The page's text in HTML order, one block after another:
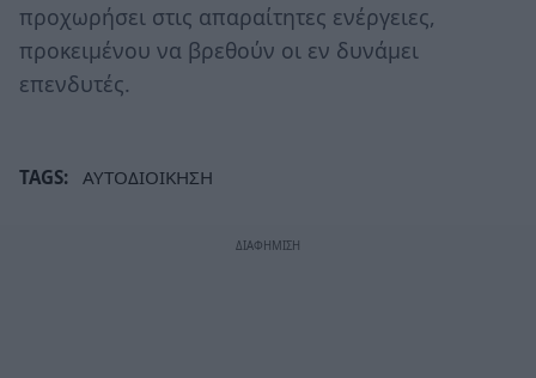
προχωρήσει στις απαραίτητες ενέργειες,
προκειμένου να βρεθούν οι εν δυνάμει
επενδυτές.
TAGS: ΑΥΤΟΔΙΟΙΚΗΣΗ